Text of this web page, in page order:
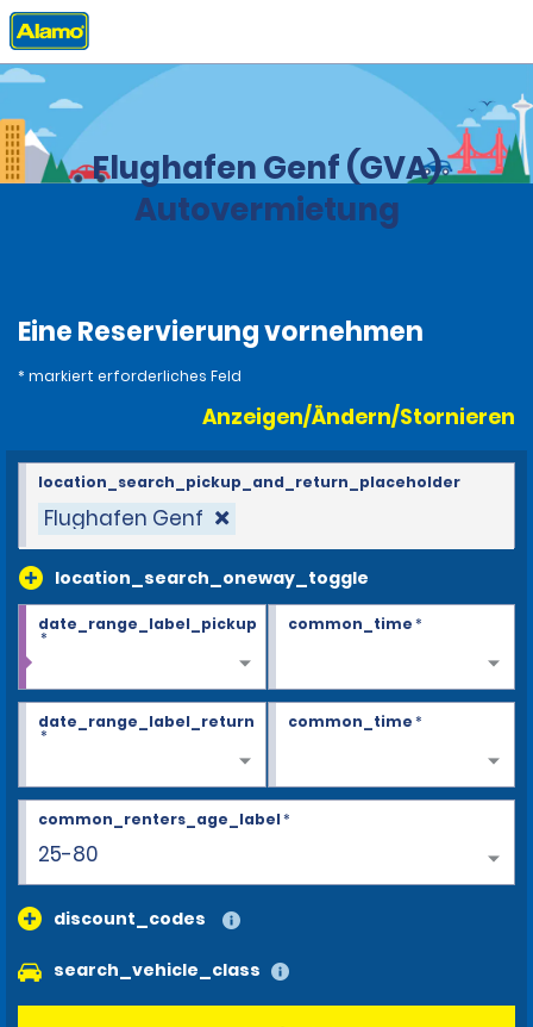
Privat Stationen
Flughafen Genf (GVA)
Autovermietung
Eine Reservierung vornehmen
* markiert erforderliches Feld
Anzeigen/Ändern/Stornieren
Flughafen Genf
location_search_oneway_toggle
location_search_pickup_and_return_placeholder
date_range_label_pickup
*
common_time*
date_range_label_return
*
common_time*
25-80
common_renters_age_label*
discount_codes
search_vehicle_class